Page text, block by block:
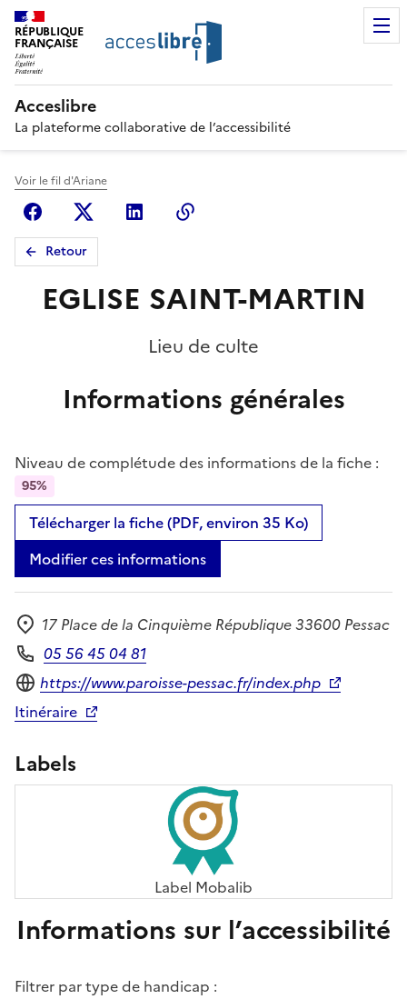
RÉPUBLIQUE
FRANÇAISE
Acceslibre
La plateforme collaborative de l’accessibilité
Voir le fil d'Ariane
FacebookX (anciennement Twitter)
Linkedin
Retour
EGLISE SAINT-MARTIN
Lieu de culte
Informations générales
Niveau de complétude des informations de la fiche :
95%
Télécharger la fiche (PDF, environ 35 Ko)
Modifier ces informations
Adresse
17 Place de la Cinquième République 33600 Pessac
Téléphone
05 56 45 04 81
Site internet
https://www.paroisse-pessac.fr/index.php
Itinéraire
Labels
Label Mobalib
Informations sur l’accessibilité
Filtrer par type de handicap :